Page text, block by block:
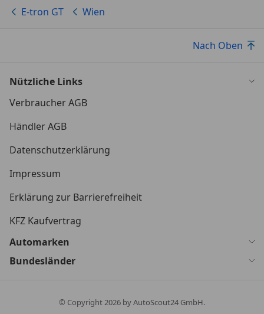
E-tron GT Wien
Nach Oben
Nützliche Links
Verbraucher AGB
Händler AGB
Datenschutzerklärung
Impressum
Erklärung zur Barrierefreiheit
KFZ Kaufvertrag
Automarken
Bundesländer
© Copyright2026 by AutoScout24 GmbH.